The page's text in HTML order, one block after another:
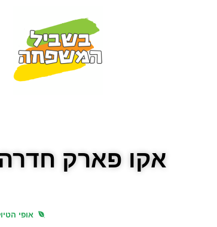
אקו פארק
אופי